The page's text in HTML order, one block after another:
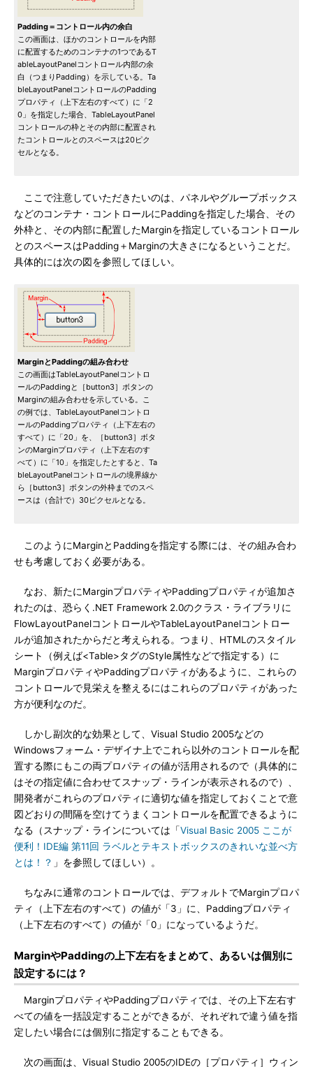
Padding＝コントロール内の余白
この画面は、ほかのコントロールを内部
に配置するためのコンテナの1つであるT
ableLayoutPanelコントロール内部の余
白（つまりPadding）を示している。Ta
bleLayoutPanelコントロールのPadding
プロパティ（上下左右のすべて）に「2
0」を指定した場合、TableLayoutPanel
コントロールの枠とその内部に配置され
たコントロールとのスペースは20ピク
セルとなる。
ここで注意していただきたいのは、パネルやグループボックス
などのコンテナ・コントロールにPaddingを指定した場合、その
外枠と、その内部に配置したMarginを指定しているコントロール
とのスペースはPadding＋Marginの大きさになるということだ。
具体的には次の図を参照してほしい。
MarginとPaddingの組み合わせ
この画面はTableLayoutPanelコントロ
ールのPaddingと［button3］ボタンの
Marginの組み合わせを示している。こ
の例では、TableLayoutPanelコントロ
ールのPaddingプロパティ（上下左右の
すべて）に「20」を、［button3］ボタ
ンのMarginプロパティ（上下左右のす
べて）に「10」を指定したとすると、Ta
bleLayoutPanelコントロールの境界線か
ら［button3］ボタンの外枠までのスペ
ースは（合計で）30ピクセルとなる。
このようにMarginとPaddingを指定する際には、その組み合わ
せも考慮しておく必要がある。
なお、新たにMarginプロパティやPaddingプロパティが追加さ
れたのは、恐らく.NET Framework 2.0のクラス・ライブラリに
FlowLayoutPanelコントロールやTableLayoutPanelコントロー
ルが追加されたからだと考えられる。つまり、HTMLのスタイル
シート（例えば<Table>タグのStyle属性などで指定する）に
MarginプロパティやPaddingプロパティがあるように、これらの
コントロールで見栄えを整えるにはこれらのプロパティがあった
方が便利なのだ。
しかし副次的な効果として、Visual Studio 2005などの
Windowsフォーム・デザイナ上でこれら以外のコントロールを配
置する際にもこの両プロパティの値が活用されるので（具体的に
はその指定値に合わせてスナップ・ラインが表示されるので）、
開発者がこれらのプロパティに適切な値を指定しておくことで意
図どおりの間隔を空けてうまくコントロールを配置できるように
なる（スナップ・ラインについては「Visual Basic 2005 ここが
便利！IDE編 第11回 ラベルとテキストボックスのきれいな並べ方
とは！？ 」を参照してほしい）。
ちなみに通常のコントロールでは、デフォルトでMarginプロパ
ティ（上下左右のすべて）の値が「3」に、Paddingプロパティ
（上下左右のすべて）の値が「0」になっているようだ。
MarginやPaddingの上下左右をまとめて、あるいは個別に
設定するには？
MarginプロパティやPaddingプロパティでは、その上下左右す
べての値を一括設定することができるが、それぞれで違う値を指
定したい場合には個別に指定することもできる。
次の画面は、Visual Studio 2005のIDEの［プロパティ］ウィン